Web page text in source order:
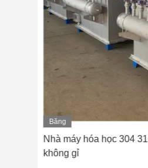
Băng
hình
Nhà máy hóa học 304
không gỉ